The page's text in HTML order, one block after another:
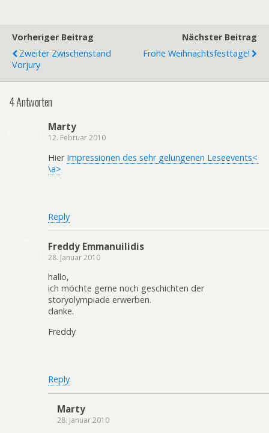
Vorheriger Beitrag
Zweiter Zwischenstand
Vorjury
Nächster Beitrag
Frohe Weihnachtsfesttage!
4 Antworten
Marty
12. Februar 2010
Hier Impressionen des sehr gelungenen Leseevents<
\a>
Reply
Freddy Emmanuilidis
28. Januar 2010
hallo,
ich möchte gerne noch geschichten der
storyolympiade erwerben.
danke.
Freddy
Reply
Marty
28. Januar 2010